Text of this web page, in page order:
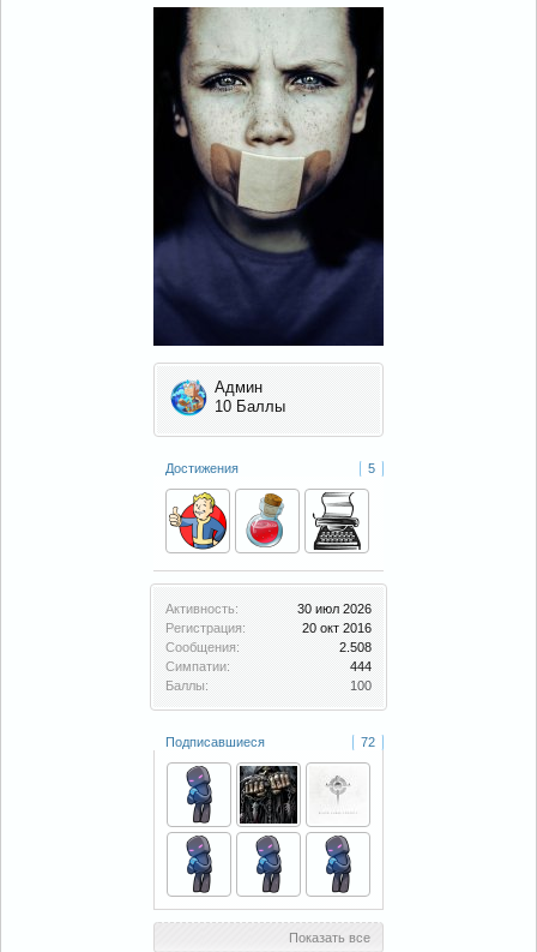
Админ
10 Баллы
Достижения 5
Активность:
30 июл 2026
Регистрация:
20 окт 2016
Сообщения:
2.508
Симпатии:
444
Баллы:
100
Подписавшиеся 72
Показать все